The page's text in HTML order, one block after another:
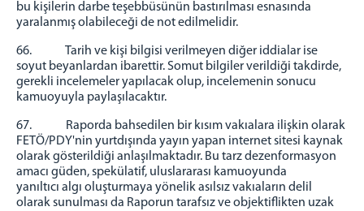
bu kişilerin darbe teşebbüsünün bastırılması esnasında
yaralanmış olabileceği de not edilmelidir.
66. Tarih ve kişi bilgisi verilmeyen diğer iddialar ise
soyut beyanlardan ibarettir. Somut bilgiler verildiği takdirde,
gerekli incelemeler yapılacak olup, incelemenin sonucu
kamuoyuyla paylaşılacaktır.
67. Raporda bahsedilen bir kısım vakıalara ilişkin olarak
FETÖ/PDY'nin yurtdışında yayın yapan internet sitesi kaynak
olarak gösterildiği anlaşılmaktadır. Bu tarz dezenformasyon
amacı güden, spekülatif, uluslararası kamuoyunda
yanıltıcı algı oluşturmaya yönelik asılsız vakıaların delil
olarak sunulması da Raporun tarafsız ve objektiflikten uzak